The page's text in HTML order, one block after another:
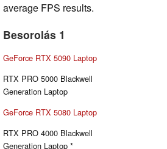
average FPS results.
Besorolás 1
GeForce RTX 5090 Laptop
RTX PRO 5000 Blackwell
Generation Laptop
GeForce RTX 5080 Laptop
RTX PRO 4000 Blackwell
Generation Laptop *